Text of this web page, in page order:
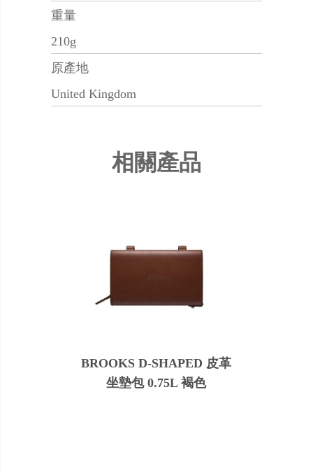
重量
210g
原產地
United Kingdom
相關產品
BROOKS D-SHAPED 皮革
坐墊包 0.75L 褐色